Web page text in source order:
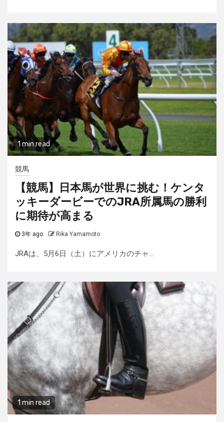
1 min read
競馬
【競馬】日本馬が世界に挑む！ケンタ
ッキーダービーでのJRA所属馬の勝利
に期待が高まる
3年 ago Rika Yamamoto
JRAは、5月6日（土）にアメリカのチャ...
1 min read